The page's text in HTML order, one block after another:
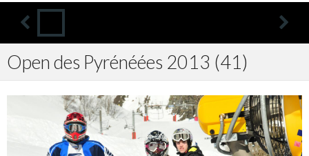
Open des Pyrénéées 2013 (41)